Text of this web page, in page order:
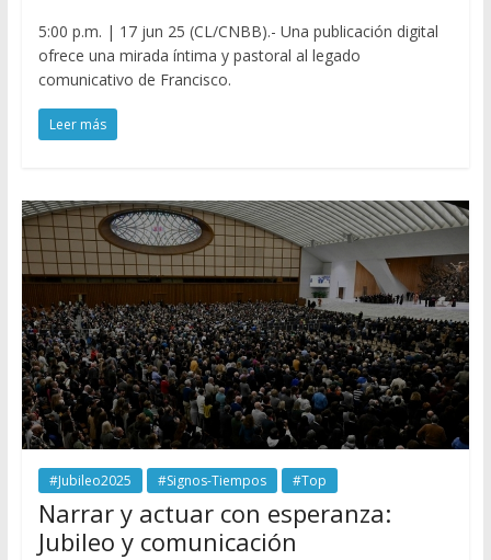
5:00 p.m. | 17 jun 25 (CL/CNBB).- Una publicación digital
ofrece una mirada íntima y pastoral al legado
comunicativo de Francisco.
Leer más
#Jubileo2025 #Signos-Tiempos #Top
Narrar y actuar con esperanza:
Jubileo y comunicación